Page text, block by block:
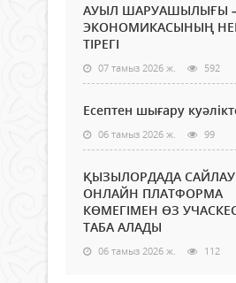
АУЫЛ ШАРУАШЫЛЫҒЫ
ЭКОНОМИКАСЫНЫҢ
ТІРЕГІ
07 тамыз 2026 ж. 592
Есептен шығару
06 тамыз 2026 ж. 99
ҚЫЗЫЛОРДАДА
ОНЛАЙН ПЛАТФОРМА
КӨМЕГІМЕН ӨЗ
ТАБА АЛАДЫ
06 тамыз 2026 ж. 112